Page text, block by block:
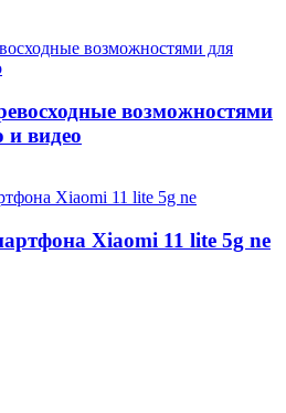
возможностями
и видео
Xiaomi 11 lite 5g ne